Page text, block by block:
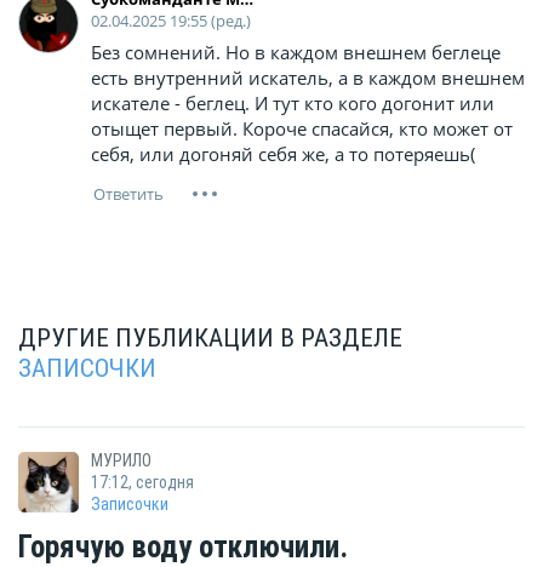
02.04.2025 19:55 (ред.)
Без сомнений. Но в каждом внешнем беглеце
есть внутренний искатель, а в каждом внешнем
искателе - беглец. И тут кто кого догонит или
отыщет первый. Короче спасайся, кто может от
себя, или догоняй себя же, а то потеряешь(
ДРУГИЕ ПУБЛИКАЦИИ В РАЗДЕЛЕ
ЗАПИСОЧКИ
МУРИЛО
17:12, сегодня
Записочки
Горячую воду отключили.